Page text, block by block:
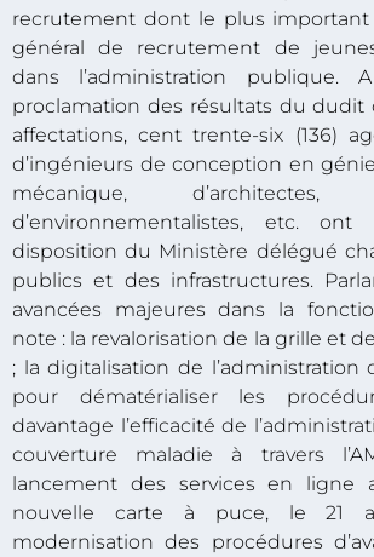
recrutement dont le plus important
général de recrutement de
dans l’administration publique.
proclamation des résultats du dudit
affectations, cent trente-six (136)
d’ingénieurs de conception en
mécanique, d’architectes,
d’environnementalistes, etc.
disposition du Ministère délégué
publics et des infrastructures.
avancées majeures dans la
note : la revalorisation de la grille et
; la digitalisation de l’administration
pour dématérialiser les
davantage l’efficacité de
couverture maladie à travers
lancement des services en ligne
nouvelle carte à puce, le 21
modernisation des procédures